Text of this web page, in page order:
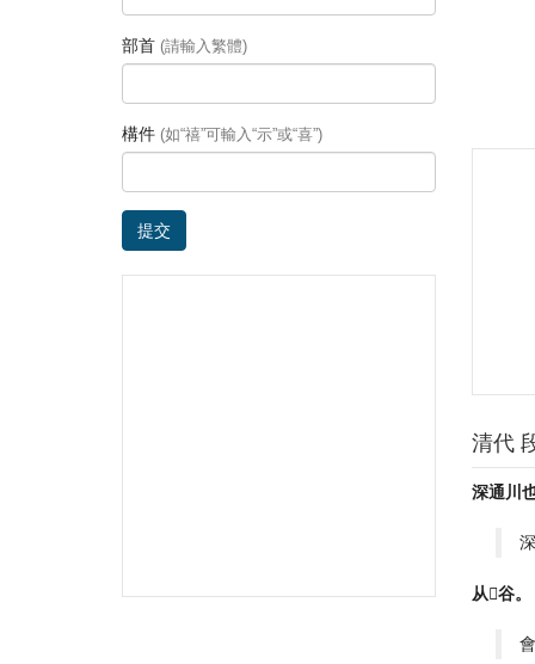
清代
深通川
从𣦵谷。
部首 (請輸入繁體)
構件 (如“禧”可輸入“示”或“喜”)
提交